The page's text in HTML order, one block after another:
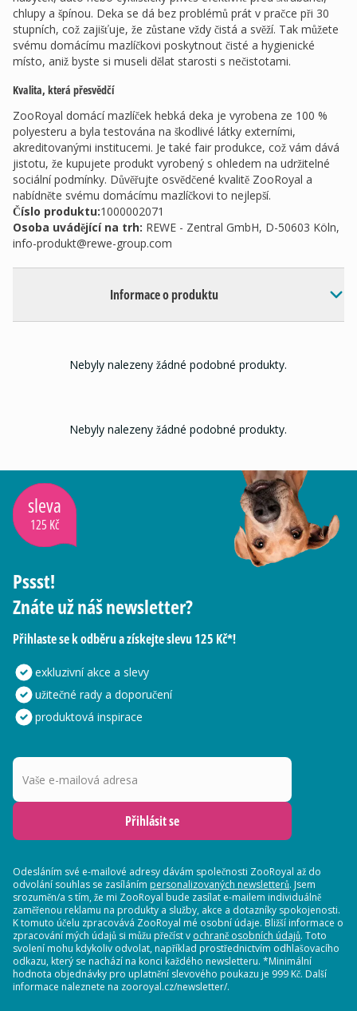
chlupy a špínou. Deka se dá bez problémů prát v pračce při 30
stupních, což zajišťuje, že zůstane vždy čistá a svěží. Tak můžete
svému domácímu mazlíčkovi poskytnout čisté a hygienické
místo, aniž byste si museli dělat starosti s nečistotami.
Kvalita, která přesvědčí
ZooRoyal domácí mazlíček hebká deka je vyrobena ze 100 %
polyesteru a byla testována na škodlivé látky externími,
akreditovanými institucemi. Je také fair produkce, což vám dává
jistotu, že kupujete produkt vyrobený s ohledem na udržitelné
sociální podmínky. Důvěřujte osvědčené kvalitě ZooRoyal a
nabídněte svému domácímu mazlíčkovi to nejlepší.
Číslo produktu:1000002071
Osoba uvádějící na trh: REWE - Zentral GmbH, D-50603 Köln,
info-produkt@rewe-group.com
Informace o produktu
Nebyly nalezeny žádné podobné produkty.
Nebyly nalezeny žádné podobné produkty.
sleva
125 Kč
Pssst!
Znáte už náš newsletter?
Přihlaste se k odběru a získejte slevu 125 Kč*!
exkluzivní akce a slevy
užitečné rady a doporučení
produktová inspirace
Vaše e-mailová adresa
Přihlásit se
Odesláním své e-mailové adresy dávám společnosti ZooRoyal až do
odvolání souhlas se zasíláním personalizovaných newsletterů. Jsem
srozuměn/a s tím, že mi ZooRoyal bude zasílat e-mailem individuálně
zaměřenou reklamu na produkty a služby, akce a dotazníky spokojenosti.
K tomuto účelu zpracovává ZooRoyal mé osobní údaje. Bližší informace o
zpracování mých údajů si můžu přečíst v ochraně osobních údajů. Toto
svolení mohu kdykoliv odvolat, například prostřednictvím odhlašovacího
odkazu, který se nachází na konci každého newsletteru. *Minimální
hodnota objednávky pro uplatnění slevového poukazu je 999 Kč. Další
informace naleznete na zooroyal.cz/newsletter/.